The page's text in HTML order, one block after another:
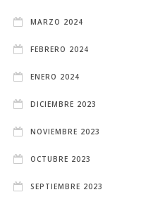
MARZO 2024
FEBRERO 2024
ENERO 2024
DICIEMBRE 2023
NOVIEMBRE 2023
OCTUBRE 2023
SEPTIEMBRE 2023